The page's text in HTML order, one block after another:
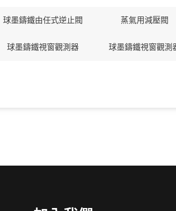
球墨鑄鐵由任式逆止閥 蒸氣用減壓閥
球墨鑄鐵視窗觀測器 球墨鑄鐵視窗觀測